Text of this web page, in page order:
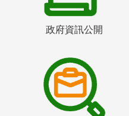
政府資訊公開